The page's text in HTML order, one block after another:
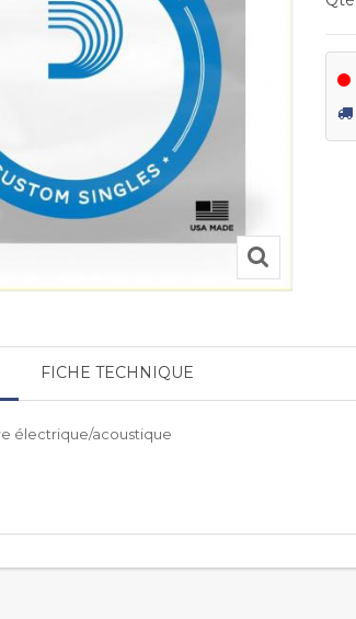
FICHE TECHNIQUE
électrique/acoustique